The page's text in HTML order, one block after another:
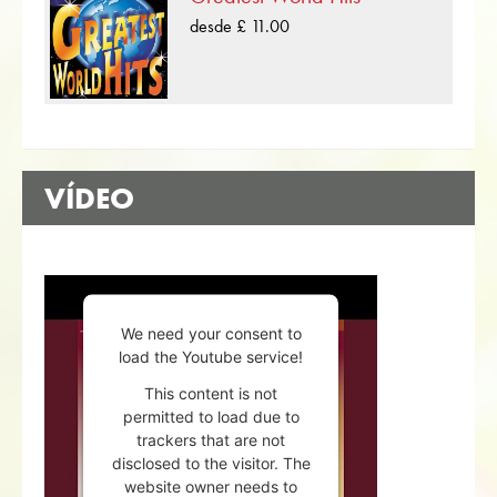
desde £ 11.00
VÍDEO
We need your consent to
load the Youtube service!
This content is not
permitted to load due to
trackers that are not
disclosed to the visitor. The
website owner needs to